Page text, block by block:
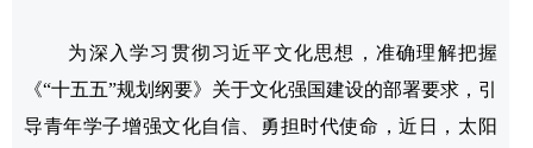
为深入学习贯彻习近平文化思想，准确理解把握
《“十五五”规划纲要》关于文化强国建设的部署要求，引
导青年学子增强文化自信、勇担时代使命，近日，​太阳